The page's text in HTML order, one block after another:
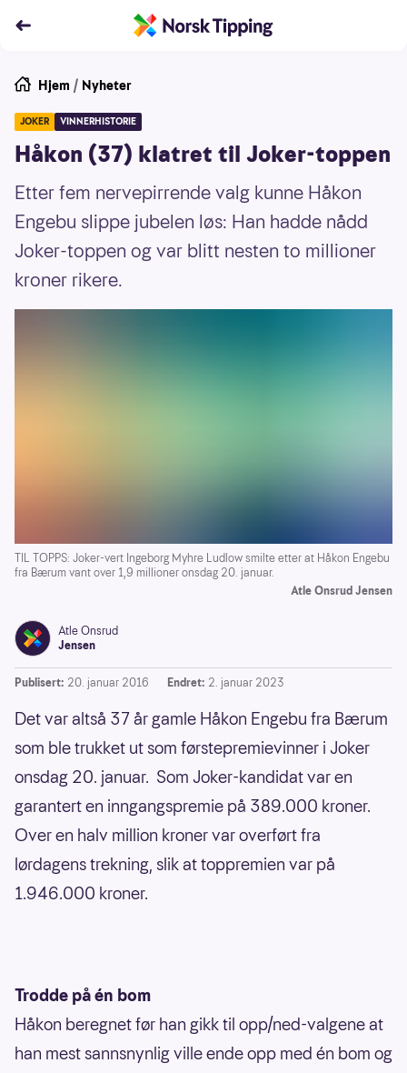
Hjem / Nyheter
JOKER VINNERHISTORIE
Håkon (37) klatret til Joker-toppen
Etter fem nervepirrende valg kunne Håkon
Engebu slippe jubelen løs: Han hadde nådd
Joker-toppen og var blitt nesten to millioner
kroner rikere.
TIL TOPPS: Joker-vert Ingeborg Myhre Ludlow smilte etter at Håkon Engebu
fra Bærum vant over 1,9 millioner onsdag 20. januar.
Atle Onsrud Jensen
Atle Onsrud
Jensen
Publisert: 20. januar 2016 Endret: 2. januar 2023
Det var altså 37 år gamle Håkon Engebu fra Bærum
som ble trukket ut som førstepremievinner i Joker
onsdag 20. januar. Som Joker-kandidat var en
garantert en inngangspremie på 389.000 kroner.
Over en halv million kroner var overført fra
lørdagens trekning, slik at toppremien var på
1.946.000 kroner.
Trodde på én bom
Håkon beregnet før han gikk til opp/ned-valgene at
han mest sannsnynlig ville ende opp med én bom og